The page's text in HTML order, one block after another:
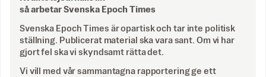
så arbetar Svenska Epoch Times
Svenska Epoch Times är opartisk och tar inte politisk
ställning. Publicerat material ska vara sant. Om vi har
gjort fel ska vi skyndsamt rätta det.
Vi vill med vår sammantagna rapportering ge ett